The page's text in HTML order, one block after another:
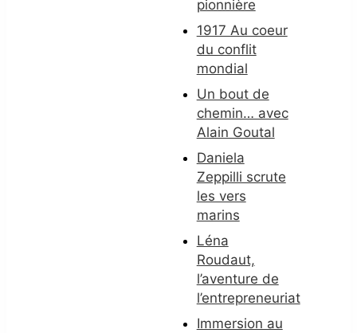
pionnière
1917 Au coeur
du conflit
mondial
Un bout de
chemin… avec
Alain Goutal
Daniela
Zeppilli scrute
les vers
marins
Léna
Roudaut,
l’aventure de
l’entrepreneuriat
Immersion au